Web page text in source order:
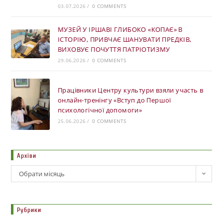
03.07.2026 / 0 COMMENTS
МУЗЕЙ У ІРШАВІ ГЛИБОКО «КОПАЄ» В
ІСТОРІЮ, ПРИВЧАЄ ШАНУВАТИ ПРЕДКІВ,
ВИХОВУЄ ПОЧУТТЯ ПАТРІОТИЗМУ
29.06.2026 / 0 COMMENTS
Працівники Центру культури взяли участь в
онлайн-тренінгу «Вступ до Першої
психологічної допомоги»
25.06.2026 / 0 COMMENTS
Архіви
Обрати місяць
Рубрики